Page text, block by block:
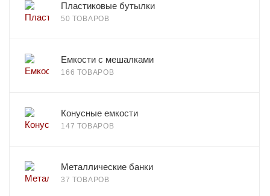
Пластиковые бутылки
50 ТОВАРОВ
Емкости с мешалками
166 ТОВАРОВ
Конусные емкости
147 ТОВАРОВ
Металлические банки
37 ТОВАРОВ